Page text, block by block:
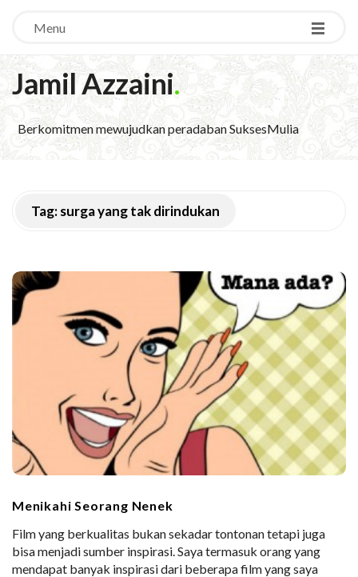
Menu
Jamil Azzaini.
Berkomitmen mewujudkan peradaban SuksesMulia
Tag:surga yang tak dirindukan
Menikahi Seorang Nenek
Film yang berkualitas bukan sekadar tontonan tetapi juga
bisa menjadi sumber inspirasi. Saya termasuk orang yang
mendapat banyak inspirasi dari beberapa film yang saya